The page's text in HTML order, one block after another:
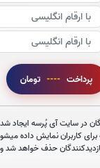
پرداخت ----
در سایت آی پُرسه ایجاد
کاربران نمایش داده
حذف خواهد شد
صوت جزء شماره 3
صوت جزء شماره 4